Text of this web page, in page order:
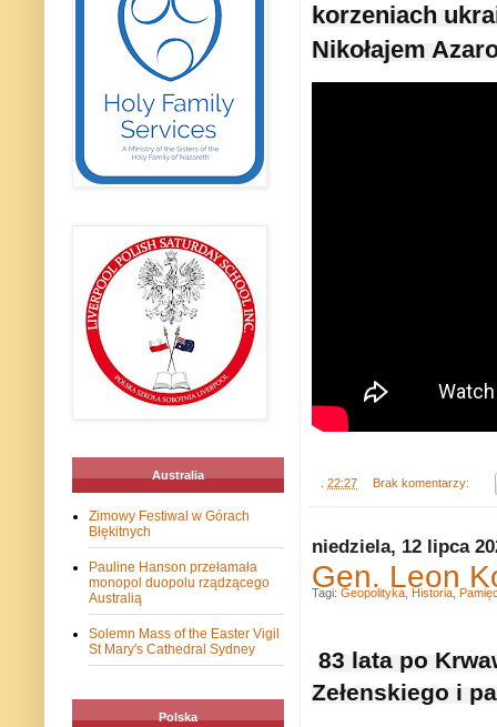
korzeniach
Nikołajem
22:27 Brak komentarzy:
niedziela, 12 lipca
Gen. Leon
83 lata po
Zełenskiego i
Tagi: Geopolityka Historia
Australia
Zimowy Festiwal w Górach
Błękitnych
Pauline Hanson przełamała
monopol duopolu rządzącego
Australią
Solemn Mass of the Easter Vigil
St Mary's Cathedral Sydney
Polska